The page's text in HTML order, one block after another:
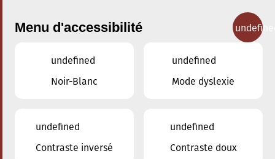
Concerts
Menu d'accessibilité
undefined
Noir-Blanc
undefined
Mode dyslexie
undefined
Contraste inversé
undefined
Contraste doux